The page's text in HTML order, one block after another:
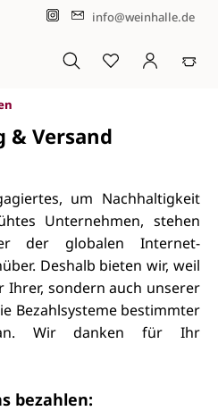
info@weinhalle.de
& Versand
um Nachhaltigkeit
Unternehmen, stehen
der globalen Internet-
Deshalb bieten wir, weil
Ihrer, sondern auch unserer
Bezahlsysteme bestimmter
Wir danken für Ihr
bezahlen: